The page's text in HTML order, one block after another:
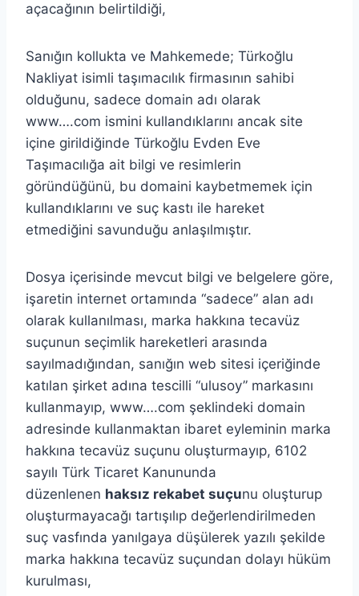
açacağının belirtildiği,
Sanığın kollukta ve Mahkemede; Türkoğlu
Nakliyat isimli taşımacılık firmasının sahibi
olduğunu, sadece domain adı olarak
www….com ismini kullandıklarını ancak site
içine girildiğinde Türkoğlu Evden Eve
Taşımacılığa ait bilgi ve resimlerin
göründüğünü, bu domaini kaybetmemek için
kullandıklarını ve suç kastı ile hareket
etmediğini savunduğu anlaşılmıştır.
Dosya içerisinde mevcut bilgi ve belgelere göre,
işaretin internet ortamında “sadece” alan adı
olarak kullanılması, marka hakkına tecavüz
suçunun seçimlik hareketleri arasında
sayılmadığından, sanığın web sitesi içeriğinde
katılan şirket adına tescilli “ulusoy” markasını
kullanmayıp, www….com şeklindeki domain
adresinde kullanmaktan ibaret eyleminin marka
hakkına tecavüz suçunu oluşturmayıp, 6102
sayılı Türk Ticaret Kanununda
düzenlenen haksız rekabet suçunu oluşturup
oluşturmayacağı tartışılıp değerlendirilmeden
suç vasfında yanılgaya düşülerek yazılı şekilde
marka hakkına tecavüz suçundan dolayı hüküm
kurulması,